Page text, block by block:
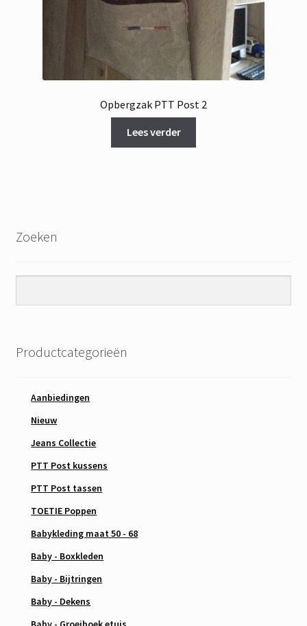
Opbergzak PTT Post 2
Lees verder
Zoeken
Productcategorieën
Aanbiedingen
Nieuw
Jeans Collectie
PTT Post kussens
PTT Post tassen
TOETIE Poppen
Babykleding maat 50 - 68
Baby - Boxkleden
Baby - Bijtringen
Baby - Dekens